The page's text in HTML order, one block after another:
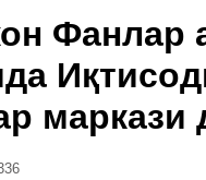
Фанлар
маркази